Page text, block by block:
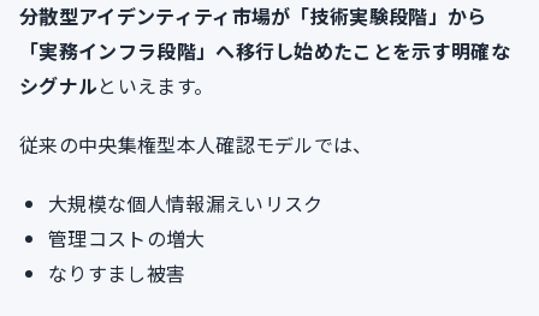
分散型アイデンティティ市場が「技術実験段階」から
「実務インフラ段階」へ移行し始めたことを示す明確な
シグナルといえます。
従来の中央集権型本人確認モデルでは、
大規模な個人情報漏えいリスク
管理コストの増大
なりすまし被害